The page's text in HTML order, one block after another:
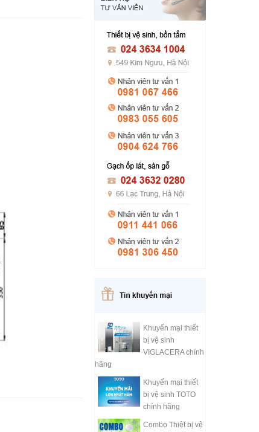
Khuyến mại thiết
bị vệ sinh
VIGLACERA chính
hãng
Khuyến mại thiết
bị vệ sinh TOTO
chính hãng
Combo Thiêt bị vệ